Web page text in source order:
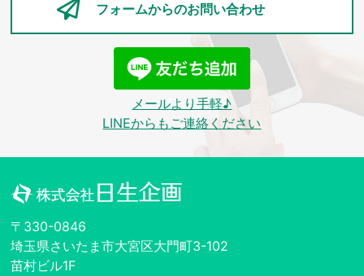
フォームからのお問い合わせ
メールより手軽♪
LINEからもご連絡ください
〒330-0846
埼玉県さいたま市大宮区大門町3-102
苗村ビル1F